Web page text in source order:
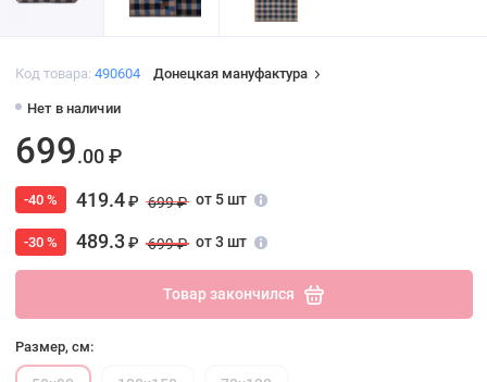
Код товара: 490604 Донецкая мануфактура
Нет в наличии
699.00 ₽
-40 % 419.4₽ 699 ₽ от 5 шт
-30 % 489.3₽ 699 ₽ от 3 шт
Товар закончился
Размер, см: